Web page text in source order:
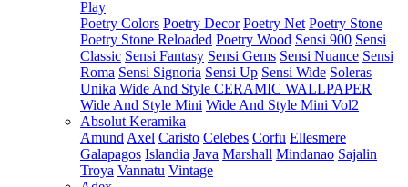
Play
Poetry Colors Poetry Decor Poetry Net Poetry Stone
Poetry Stone Reloaded Poetry Wood Sensi 900 Sensi
Classic Sensi Fantasy Sensi Gems Sensi Nuance Sensi
Roma Sensi Signoria Sensi Up Sensi Wide Soleras
Unika Wide And Style CERAMIC WALLPAPER
Wide And Style Mini Wide And Style Mini Vol2
Absolut Keramika
Amund Axel Caristo Celebes Corfu Ellesmere
Galapagos Islandia Java Marshall Mindanao Sajalin
Troya Vannatu Vintage